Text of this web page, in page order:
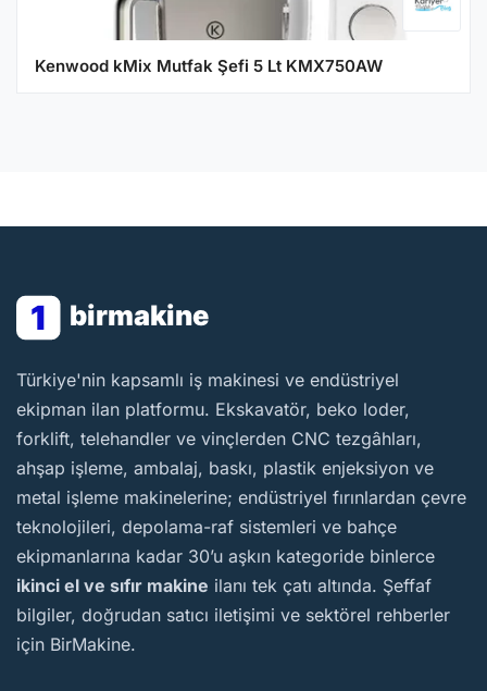
Kenwood kMix Mutfak Şefi 5 Lt KMX750AW
1 birmakine
BirMakine
Türkiye'nin kapsamlı iş makinesi ve endüstriyel
ekipman ilan platformu. Ekskavatör, beko loder,
forklift, telehandler ve vinçlerden CNC tezgâhları,
ahşap işleme, ambalaj, baskı, plastik enjeksiyon ve
metal işleme makinelerine; endüstriyel fırınlardan çevre
teknolojileri, depolama-raf sistemleri ve bahçe
ekipmanlarına kadar 30’u aşkın kategoride binlerce
ikinci el ve sıfır makine ilanı tek çatı altında. Şeffaf
bilgiler, doğrudan satıcı iletişimi ve sektörel rehberler
için BirMakine.